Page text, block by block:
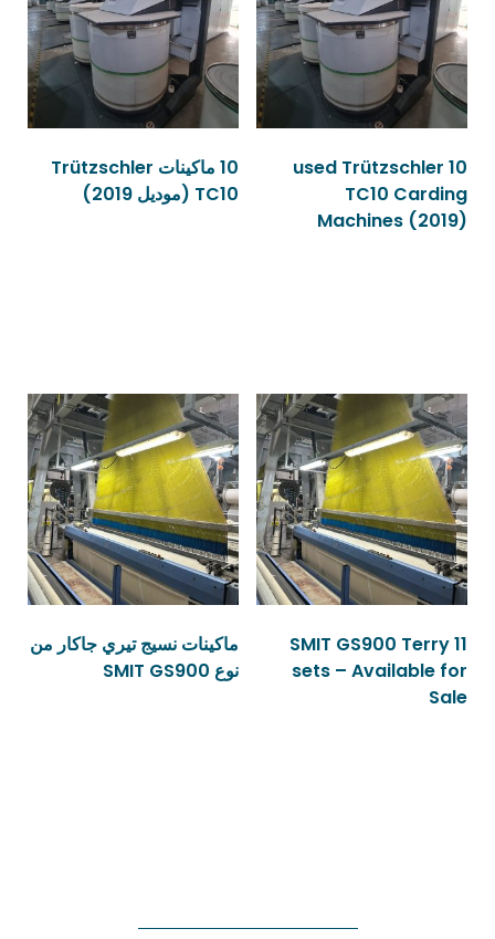
10 used Trützschler
TC10 Carding
Machines (2019)
10 ماكينات Trützschler
TC10 (موديل 2019)
SMIT GS900 Terry 11
sets – Available for
Sale
ماكينات نسيج تيري جاكار من
نوع SMIT GS900